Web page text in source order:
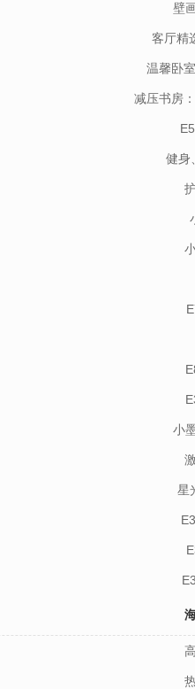
壁
客厅精
温馨卧
减压书房
健身
小
星